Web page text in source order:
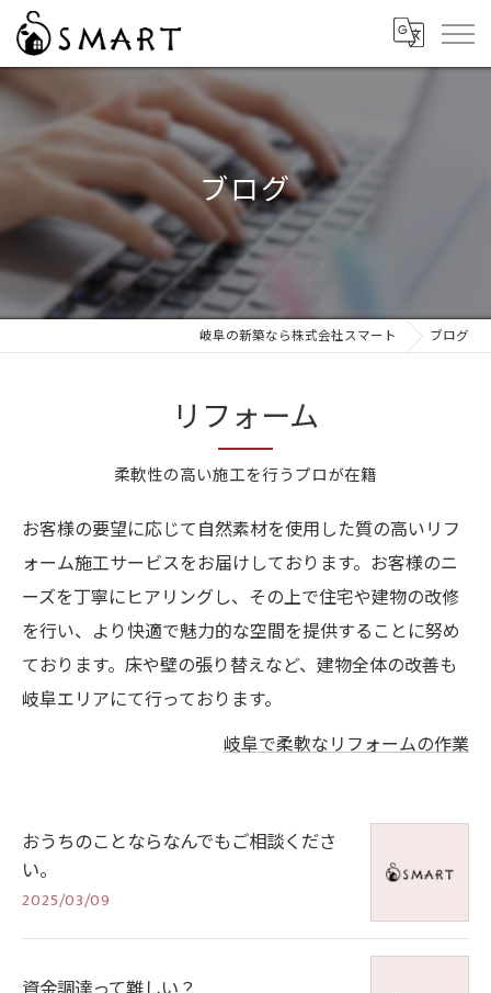
ブログ
岐阜の新築なら株式会社スマート ブログ
リフォーム
柔軟性の高い施工を行うプロが在籍
お客様の要望に応じて自然素材を使用した質の高いリフ
ォーム施工サービスをお届けしております。お客様のニ
ーズを丁寧にヒアリングし、その上で住宅や建物の改修
を行い、より快適で魅力的な空間を提供することに努め
ております。床や壁の張り替えなど、建物全体の改善も
岐阜エリアにて行っております。
岐阜で柔軟なリフォームの作業
おうちのことならなんでもご相談くださ
い。
2025/03/09